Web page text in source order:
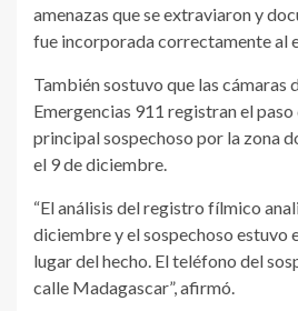
amenazas que se extraviaron y
fue incorporada correctamente al
También sostuvo que las cámaras
Emergencias 911 registran el
principal sospechoso por la zona
el 9 de diciembre.
“El análisis del registro fílmico
diciembre y el sospechoso estuvo
lugar del hecho. El teléfono del
calle Madagascar”, afirmó.